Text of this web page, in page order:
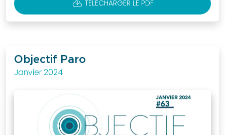
CLOUD_DOWNLOAD TÉLÉCHARGER LE PDF
Objectif Paro
Janvier 2024